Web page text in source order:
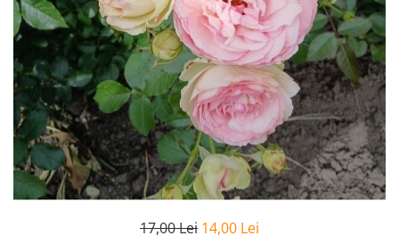
17,00 Lei 14,00 Lei